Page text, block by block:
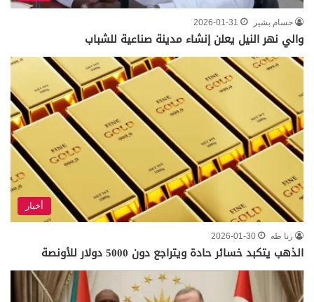
حسام بشير 2026-01-31
والي نهر النيل يعلن إنشاء مدينة صناعية للشباب
أخبار
رنا طه 2026-01-30
الذهب يتكبد خسائر حادة ويتراجع دون 5000 دولار للأونصة